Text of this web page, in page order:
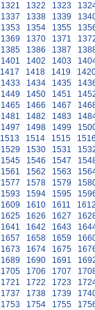
1321 1322 1323
1337 1338 1339
1353 1354 1355
1369 1370 1371
1385 1386 1387
1401 1402 1403
1417 1418 1419
1433 1434 1435
1449 1450 1451
1465 1466 1467
1481 1482 1483
1497 1498 1499
1513 1514 1515
1529 1530 1531
1545 1546 1547
1561 1562 1563
1577 1578 1579
1593 1594 1595
1609 1610 1611
1625 1626 1627
1641 1642 1643
1657 1658 1659
1673 1674 1675
1689 1690 1691
1705 1706 1707
1721 1722 1723
1737 1738 1739
1753 1754 1755